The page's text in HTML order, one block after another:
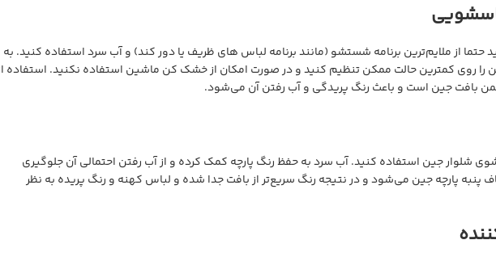
از ملایم‌ترین برنامه شستشو (مانند برنامه لباس های ظریف یا دور کند) و آب سرد استفاده کنید. به
روی کمترین حالت ممکن تنظیم کنید و در صورت امکان از خشک کن ماشین استفاده نکنید. استفاده
بافت جین است و باعث رنگ پریدگی و آب رفتن آن می‌شود.
شلوار جین استفاده کنید. آب سرد به حفظ رنگ پارچه کمک کرده و از آب رفتن احتمالی آن جلوگیری
پنبه پارچه جین می‌شود و در نتیجه رنگ سریع‌تر از بافت جدا شده و لباس کهنه و رنگ پریده به نظر